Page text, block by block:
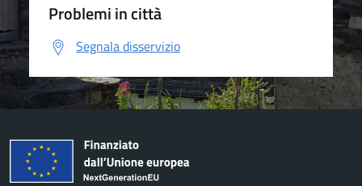
Problemi in città
Segnala disservizio